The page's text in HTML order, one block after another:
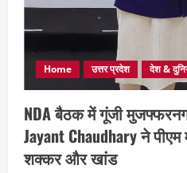
Home उत्तर प्रदेश देश &
NDA बैठक में गूंजी
Jayant Chaudhary ने पीएम
शक्कर और खांड